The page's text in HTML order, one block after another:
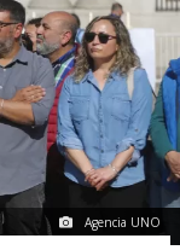
Agencia UNO